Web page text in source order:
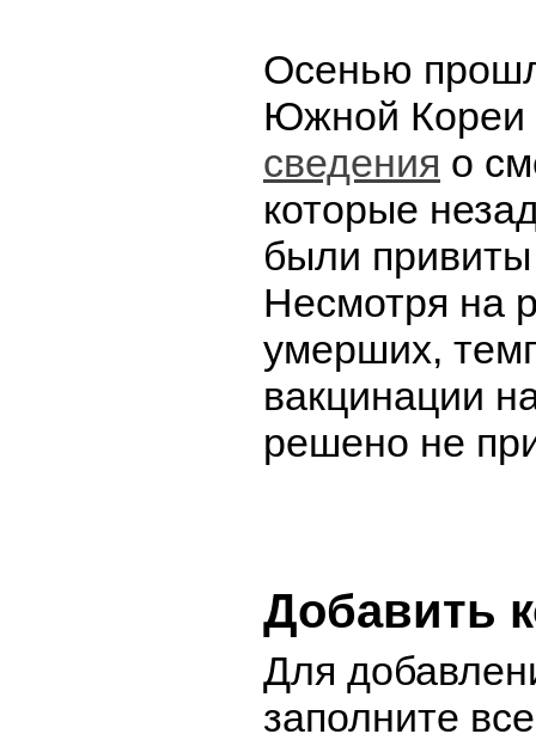
Осенью
Южной Кореи
сведения о
которые
были привиты
Несмотря на
умерших,
вакцинации
решено не
Добавить
Для
заполните